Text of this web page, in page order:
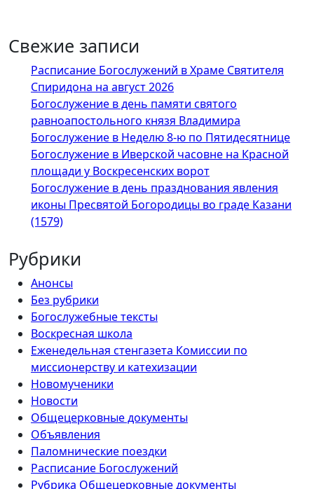
Свежие записи
Расписание Богослужений в Храме Святителя
Спиридона на август 2026
Богослужение в день памяти святого
равноапостольного князя Владимира
Богослужение в Неделю 8-ю по Пятидесятнице
Богослужение в Иверской часовне на Красной
площади у Воскресенских ворот
Богослужение в день празднования явления
иконы Пресвятой Богородицы во граде Казани
(1579)
Рубрики
Анонсы
Без рубрики
Богослужебные тексты
Воскресная школа
Еженедельная стенгазета Комиссии по
миссионерству и катехизации
Новомученики
Новости
Общецерковные документы
Объявления
Паломнические поездки
Расписание Богослужений
Рубрика Общецерковные документы